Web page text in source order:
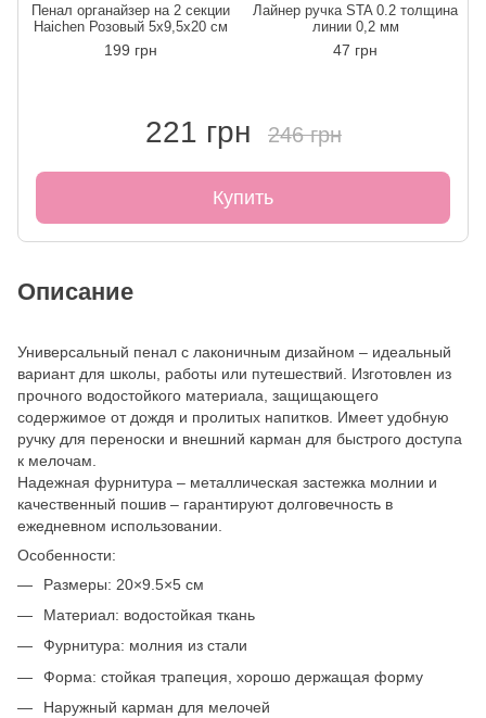
Пенал органайзер на 2 секции
Haichen Розовый 5х9,5х20 см
199 грн
Лайнер ручка STA 0.2 толщина
линии 0,2 мм
47 грн
221 грн 246 грн
Купить
Описание
Универсальный пенал с лаконичным дизайном – идеальный
вариант для школы, работы или путешествий. Изготовлен из
прочного водостойкого материала, защищающего
содержимое от дождя и пролитых напитков. Имеет удобную
ручку для переноски и внешний карман для быстрого доступа
к мелочам.
Надежная фурнитура – металлическая застежка молнии и
качественный пошив – гарантируют долговечность в
ежедневном использовании.
Особенности:
Размеры: 20×9.5×5 см
Материал: водостойкая ткань
Фурнитура: молния из стали
Форма: стойкая трапеция, хорошо держащая форму
Наружный карман для мелочей